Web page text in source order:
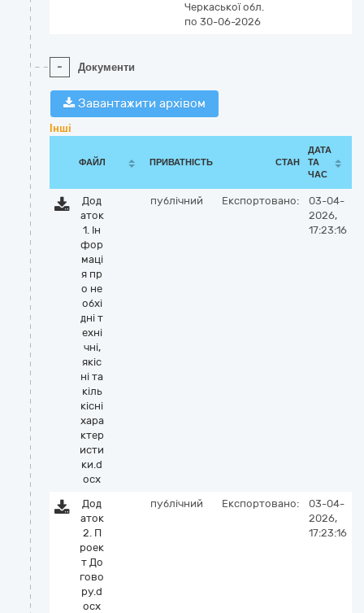
Черкаської обл.
по 30-06-2026
- Документи
Завантажити архівом
Інші
ФАЙЛ ПРИВАТНІСТЬ СТАН
ДАТА
ТА
ЧАС
Дод
аток
1. Ін
фор
маці
я пр
о не
обхі
дні т
ехні
чні,
якіс
ні та
кіль
кісні
хара
ктер
исти
ки.d
ocx
публічний Експортовано:
03-04-
2026,
17:23:16
Дод
аток
2. П
роек
т До
гово
ру.d
ocx
публічний Експортовано:
03-04-
2026,
17:23:16